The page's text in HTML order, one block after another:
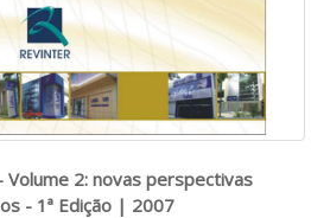
Volume 2: novas perspectivas
- 1ª Edição | 2007